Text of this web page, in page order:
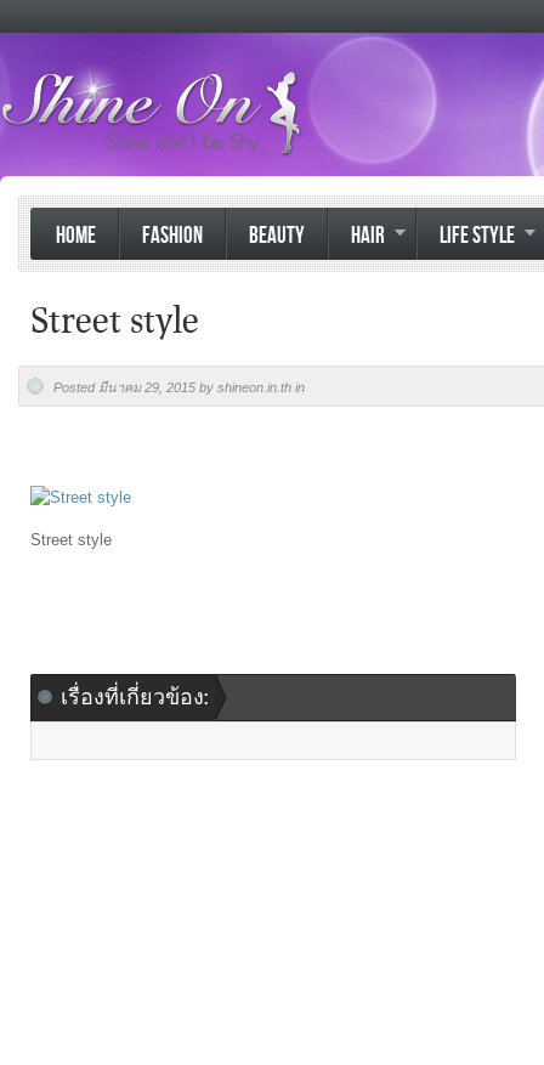
HOME FASHION BEAUTY HAIR LIFE STYLE
Street style
Posted มีนาคม 29, 2015 by shineon.in.th in
Street style
เรื่องที่เกี่ยวข้อง: